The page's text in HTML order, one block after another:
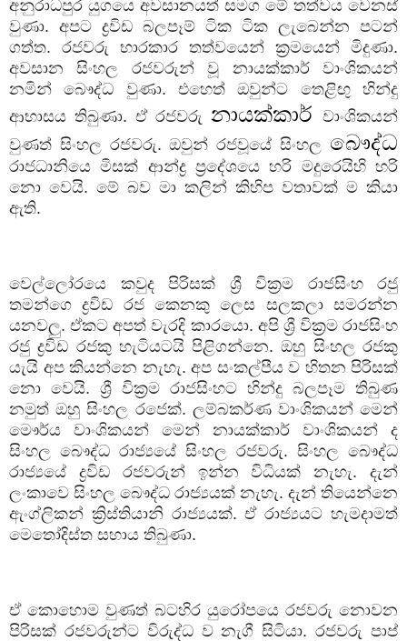
අනුරාධපුර යුගයෙ අවසානයත් සමග මේ තත්වය වෙනස්
වුණා. අපට ද්‍රවිඩ බලපෑම් ටික ටික ලැබෙන්න පටන්
ගත්ත. රජවරු භාරකාර තත්වයෙන් ක්‍රමයෙන් මිදුණා.
අවසාන සිංහල රජවරුන් වූ නායක්කාර් වාංශිකයන්
නමින් බෞද්ධ වුණා. එහෙත් ඔවුන්ට තෙළිඟු හින්දු
ආභාසය තිබුණා. ඒ රජවරු නායක්කාර් වාංශිකයන්
වුණත් සිංහල රජවරු. ඔවුන් රජවූයේ සිංහල බෞද්ධ
රාජධානියෙ මිසක් ආන්ද්‍ර ප්‍රදේශයෙ හරි මදුරෙයිහි හරි
නො වෙයි. මේ බව මා කලින් කිහිප වතාවක් ම කියා
ඇති.
වෙල්ලෝරයෙ කවුද පිරිසක් ශ්‍රී වික්‍රම රාජසිංහ රජු
තමන්ගෙ ද්‍රවිඩ රජ කෙනකු ලෙස සලකලා සමරන්න
යනවලු. ඒකට අපත් වැරදි කාරයො. අපි ශ්‍රී වික්‍රම රාජසිංහ
රජු ද්‍රවිඩ රජකු හැටියටයි පිළිගන්නෙ. ඔහු සිංහල රජකු
යැයි අප කියන්නෙ නැහැ. අප සංකල්පීය ව හිතන පිරිසක්
නො වෙයි. ශ්‍රී වික්‍රම රාජසිංහට හින්දු බලපෑම තිබුණ
නමුත් ඔහු සිංහල රජෙක්. ලම්බකර්ණ වාංශිකයන් මෙන්
මෞර්ය වාංශිකයන් මෙන් නායක්කාර් වාංශිකයන් ද
සිංහල බෞද්ධ රාජ්‍යයේ සිංහල රජවරු. සිංහල බෞද්ධ
රාජ්‍යයේ ද්‍රවිඩ රජවරුන් ඉන්න විධියක් නැහැ. දැන්
ලංකාවෙ සිංහල බෞද්ධ රාජ්‍යයක් නැහැ. දැන් තියෙන්නෙ
ඇංග්ලිකන් ක්‍රිස්තියානි රාජ්‍යයක්. ඒ රාජ්‍යයට හැමදාමත්
මෙතෝදිස්ත සහාය තිබුණා.
ඒ කොහොම වුණත් බටහිර යුරෝපයෙ රජවරු නොවන
පිරිසක් රජවරුන්ට විරුද්ධ ව නැගී සිටියා. රජවරු පාප්